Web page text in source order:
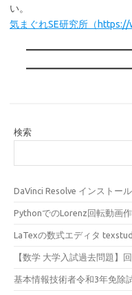
い。
気まぐれSE研究所（https://
検索
DaVinci Resolve インストー
PythonでのLorenz回転動画
LaTexの数式エディタ
【数学 大学入試過去問題】
基本情報技術者令和3年免除